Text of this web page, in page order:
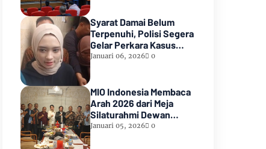
Syarat Damai Belum
Terpenuhi, Polisi Segera
Gelar Perkara Kasus
Dugaan Perzinaan Inara
Januari 06, 2026 0
MIO Indonesia Membaca
Arah 2026 dari Meja
Silaturahmi Dewan
Kehormatan
Januari 05, 2026 0